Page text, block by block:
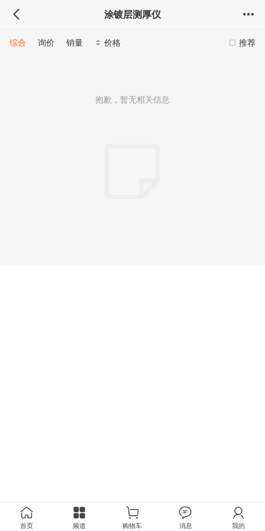
涂镀层测厚仪
推荐
综合 询价 销量 价格
抱歉，暂无相关信息
首页 频道 购物车 消息 我的